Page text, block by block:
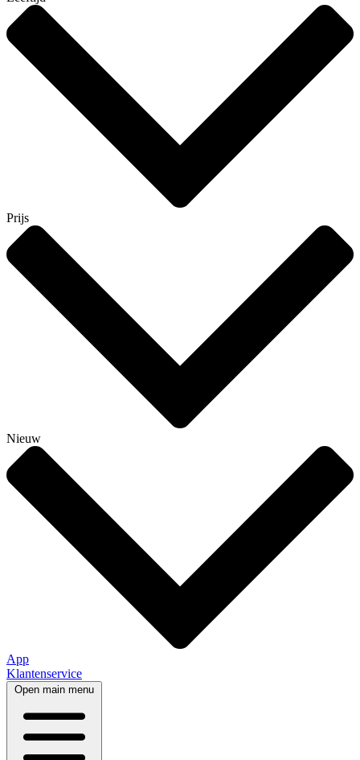
Prijs
Nieuw
App
Klantenservice
Open main menu